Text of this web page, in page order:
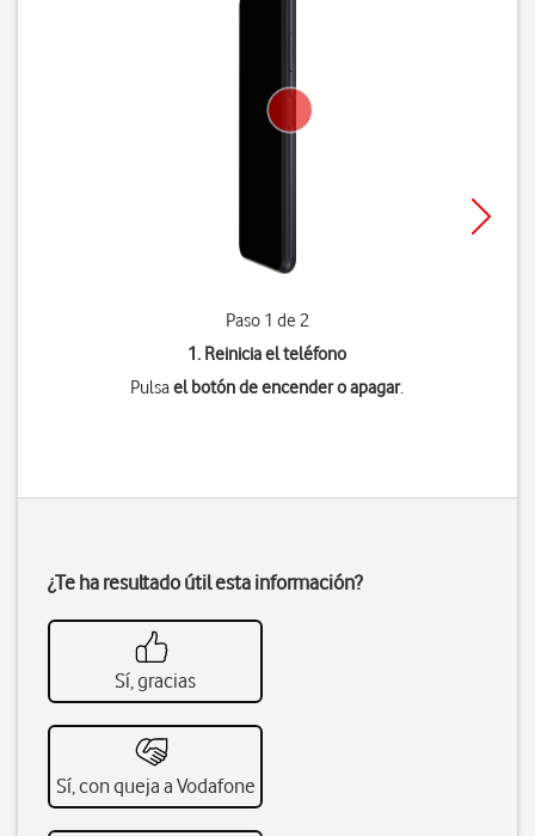
Paso 1 de 2
1. Reinicia el teléfono
Pulsael botón de encender o apagar.
¿Te ha resultado útil esta información?
Sí, gracias
Sí, con queja a Vodafone